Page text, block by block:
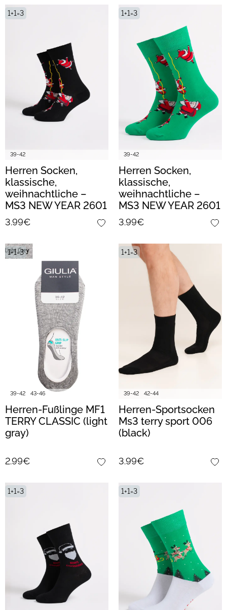
39-42
1+1=3
Herren Socken,
klassische,
weihnachtliche –
MS3 NEW YEAR 2601
(schwarz)
3.99€
39-42
1+1=3
Herren Socken,
klassische,
weihnachtliche –
MS3 NEW YEAR 2601
green
3.99€
39-42 43-46
1+1=3
Herren-Fußlinge MF1
TERRY CLASSIC (light
gray)
2.99€
39-42 42-44
1+1=3
Herren-Sportsocken
Ms3 terry sport 006
(black)
3.99€
1+1=3 1+1=3